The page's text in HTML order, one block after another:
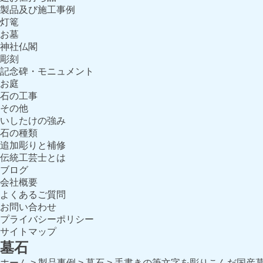
製品及び施工事例
灯篭
お墓
神社仏閣
彫刻
記念碑・モニュメント
お庭
石の工事
その他
いしたけの強み
石の種類
追加彫りと補修
伝統工芸士とは
ブログ
会社概要
よくあるご質問
お問い合わせ
プライバシーポリシー
サイトマップ
墓石